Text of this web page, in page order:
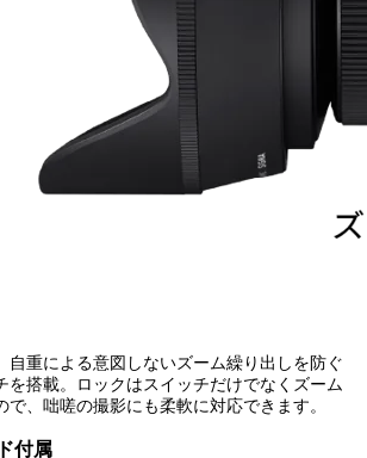
自重による意図しないズーム繰り出しを防ぐ
を搭載。ロックはスイッチだけでなくズーム
、咄嗟の撮影にも柔軟に対応できます。
付属